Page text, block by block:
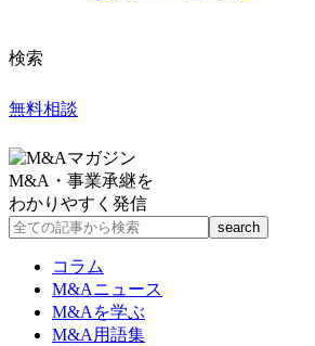
検索
無料相談
M&A・事業承継を
わかりやすく発信
コラム
M&Aニュース
M&Aを学ぶ
M&A用語集